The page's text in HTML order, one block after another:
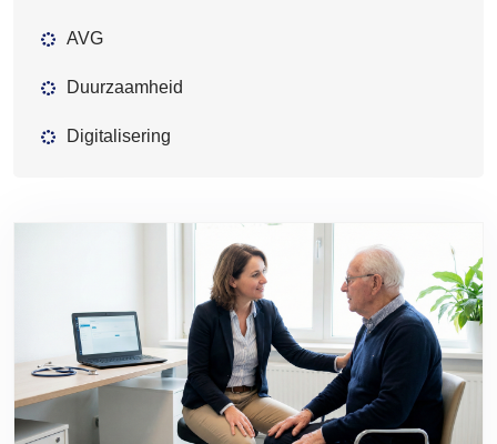
AVG
Duurzaamheid
Digitalisering